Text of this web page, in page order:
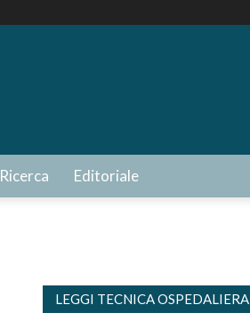
Ricerca Editoriale
LEGGI TECNICA OSPEDALIERA